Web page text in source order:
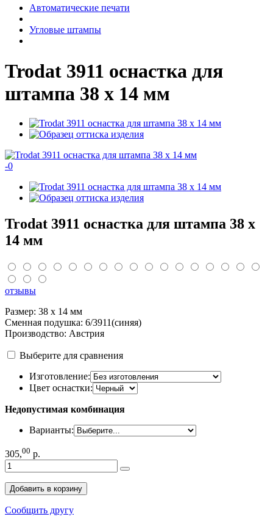
Автоматические печати
Угловые штампы
Trodat 3911 оснастка для
штампа 38 х 14 мм
-0
Trodat 3911 оснастка для штампа 38 х
14 мм
отзывы
Размер: 38 х 14 мм
Сменная подушка: 6/3911(синяя)
Производство: Австрия
Выберите для сравнения
Изготовление:
Цвет оснастки:
Недопустимая комбинация
Варианты:
305,00 р.
Добавить в корзину
Сообщить другу